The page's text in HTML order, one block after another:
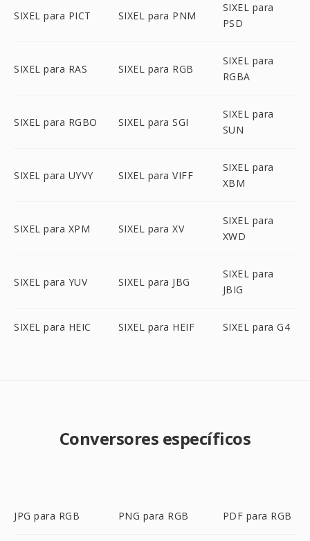
SIXEL para PICT SIXEL para PNM
SIXEL para
PSD
SIXEL para RAS SIXEL para RGB
SIXEL para
RGBA
SIXEL para RGBO SIXEL para SGI
SIXEL para
SUN
SIXEL para UYVY SIXEL para VIFF
SIXEL para
XBM
SIXEL para XPM SIXEL para XV
SIXEL para
XWD
SIXEL para YUV SIXEL para JBG
SIXEL para
JBIG
SIXEL para HEIC SIXEL para HEIF SIXEL para G4
Conversores específicos
JPG para RGB PNG para RGB PDF para RGB